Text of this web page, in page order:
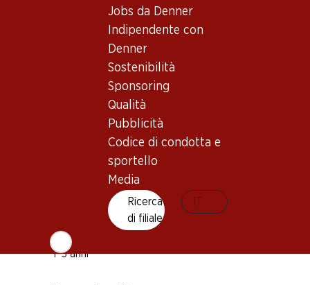
Jobs da Denner
Indipendente con
Denner
Sostenibilità
Sponsoring
Qualità
Pubblicità
Codice di condotta e
sportello
Media
Ricerca
di filiale
Buono a sapersi
Maturità di beva
1–3 anni